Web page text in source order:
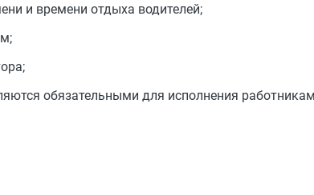
и времени отдыха водителей;
обязательными для исполнения